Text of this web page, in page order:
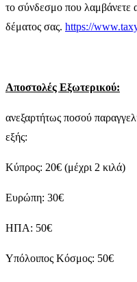
το σύνδεσμο που λαμβάνετε
δέματος σας. https://
Αποστολές Εξωτερικού:
ανεξαρτήτως ποσού
εξής:
Κύπρος: 20€ (μέχρι 2 κιλά)
Ευρώπη: 30€
ΗΠΑ: 50€
Υπόλοιπος Κόσμος: 50€